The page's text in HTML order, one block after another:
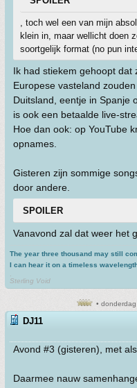
, toch wel een van mijn
klein in, maar wellicht doen
soortgelijk format (no pun
Ik had stiekem gehoopt
Europese vasteland
Duitsland, eentje in Spanje
is ook een betaalde live-
Hoe dan ook: op YouTube
opnames.
Gisteren zijn sommige
door andere.
SPOILER
Vanavond zal dat weer het
The year three thousand may still
I can hear it on a timeless
Sterling Void
•
DJ11
Avond #3 (gisteren), met
Daarmee nauw